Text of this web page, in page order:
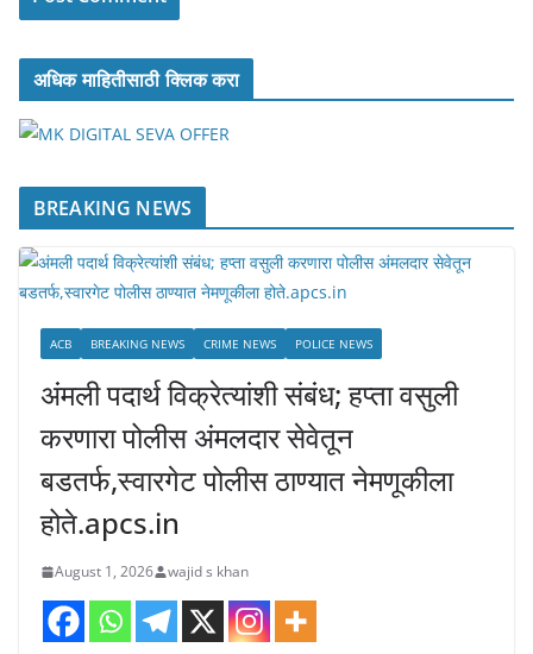
अधिक माहितीसाठी क्लिक करा
BREAKING NEWS
ACB BREAKING NEWS CRIME NEWS POLICE NEWS
अंमली पदार्थ विक्रेत्यांशी संबंध; हप्ता वसुली
करणारा पोलीस अंमलदार सेवेतून
बडतर्फ,स्वारगेट पोलीस ठाण्यात नेमणूकीला
होते.apcs.in
August 1, 2026 wajid s khan